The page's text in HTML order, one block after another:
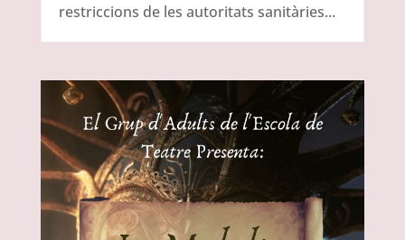
restriccions de les autoritats sanitàries...